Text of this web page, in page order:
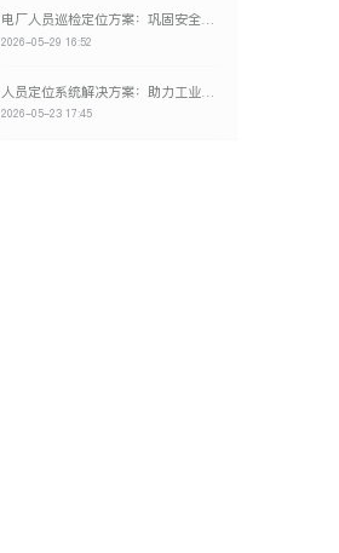
电厂人员巡检定位方案：巩固安全生产
2026-05-29 16:52
人员定位系统解决方案：助力工业安全生产数字化转型
2026-05-23 17:45